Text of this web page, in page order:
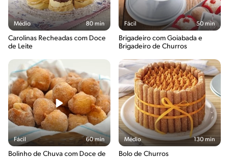
Médio 80 min
Carolinas Recheadas com Doce
de Leite
Fácil 50 min
Brigadeiro com Goiabada e
Brigadeiro de Churros
Fácil 60 min
Bolinho de Chuva com Doce de
Médio 130 min
Bolo de Churros